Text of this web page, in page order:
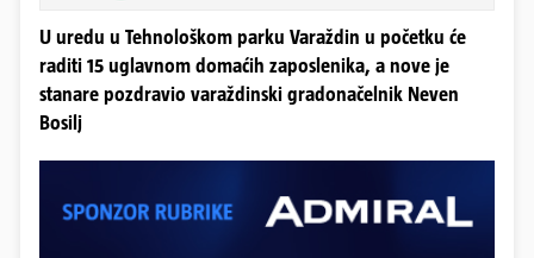
U uredu u Tehnološkom parku Varaždin u početku će
raditi 15 uglavnom domaćih zaposlenika, a nove je
stanare pozdravio varaždinski gradonačelnik Neven
Bosilj